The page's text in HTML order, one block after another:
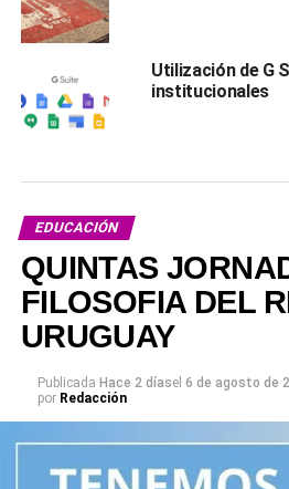
Utilización de G
institucionales
EDUCACIÓN
QUINTAS
FILOSOFIA DEL
URUGUAY
Publicada Hace 2 díasel 6 de agosto de
por Redacción